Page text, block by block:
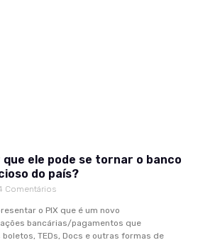
que ele pode se tornar o banco
do país?
Comentários
o PIX que é um novo
bancárias/pagamentos que
TEDs, Docs e outras formas de